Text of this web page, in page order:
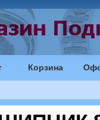
Корзина